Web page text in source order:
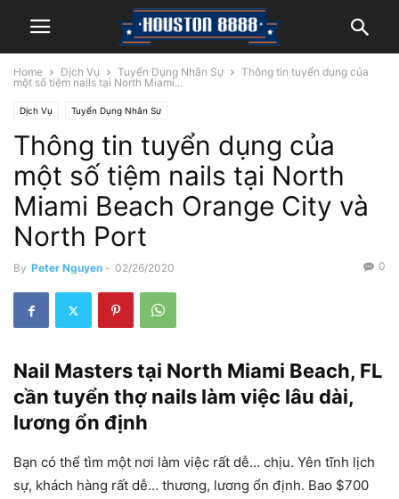
Home Dịch Vụ Tuyển Dụng Nhân Sự
Thông tin tuyển dụng của
một số tiệm nails tại North Miami...
Dịch Vụ Tuyển Dụng Nhân Sự
Thông tin tuyển dụng của
một số tiệm nails tại North
Miami Beach Orange City và
North Port
By Peter Nguyen - 02/26/2020 0
Nail Masters tại North Miami Beach, FL
cần tuyển thợ nails làm việc lâu dài,
lương ổn định
Bạn có thể tìm một nơi làm việc rất dễ… chịu. Yên tĩnh lịch
sự, khách hàng rất dễ… thương, lương ổn định. Bao $700